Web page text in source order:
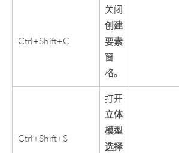
Ctrl+Shift+C
关闭
创建
要素
窗
格。
Ctrl+Shift+S
打开
立体
模型
选择